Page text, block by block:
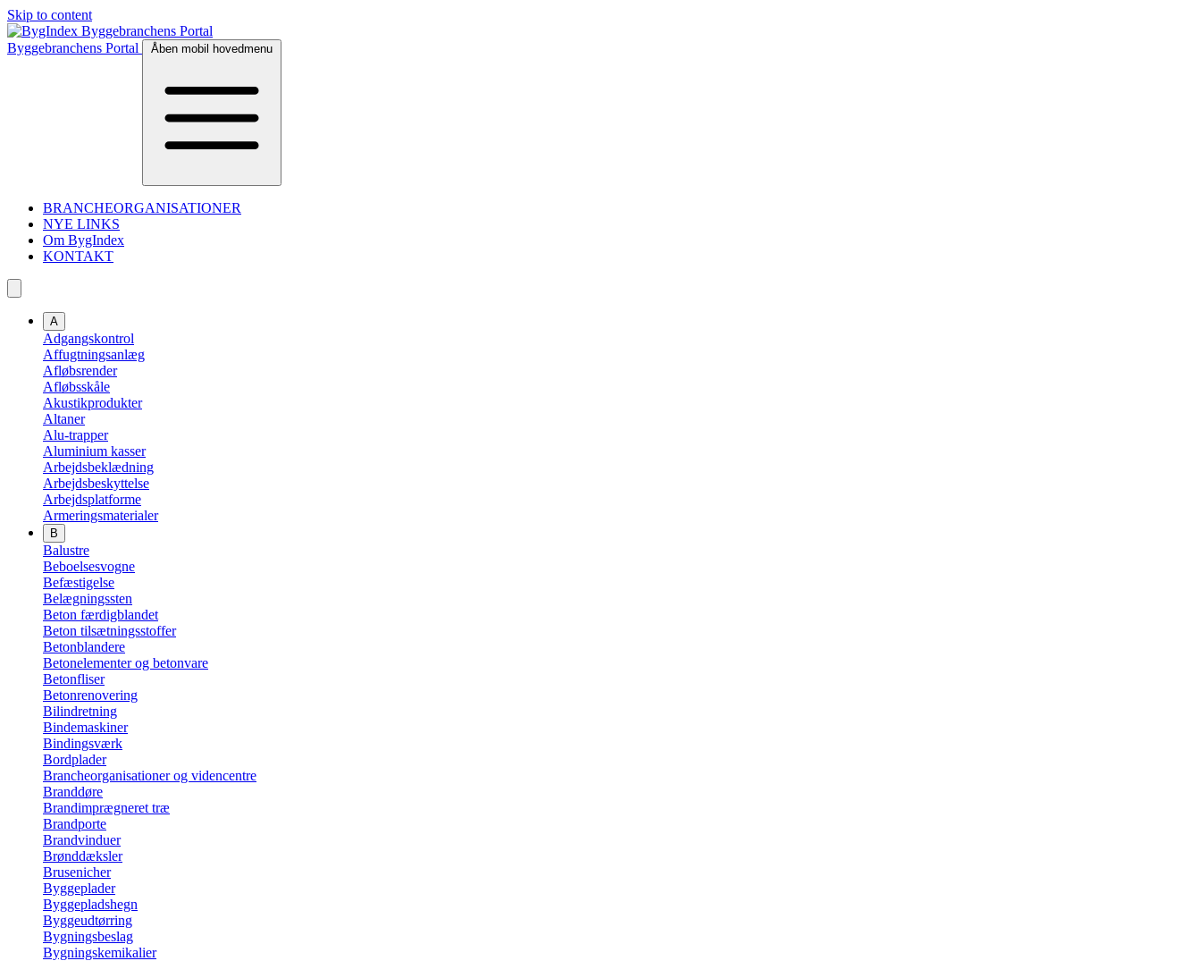
Skip to content
Byggebranchens Portal Åben mobil hovedmenu
BRANCHEORGANISATIONER
NYE LINKS
Om BygIndex
KONTAKT
A
Adgangskontrol
Affugtningsanlæg
Afløbsrender
Afløbsskåle
Akustikprodukter
Altaner
Alu-trapper
Aluminium kasser
Arbejdsbeklædning
Arbejdsbeskyttelse
Arbejdsplatforme
Armeringsmaterialer
B
Balustre
Beboelsesvogne
Befæstigelse
Belægningssten
Beton færdigblandet
Beton tilsætningsstoffer
Betonblandere
Betonelementer og betonvare
Betonfliser
Betonrenovering
Bilindretning
Bindemaskiner
Bindingsværk
Bordplader
Brancheorganisationer og videncentre
Branddøre
Brandimprægneret træ
Brandporte
Brandvinduer
Brønddæksler
Brusenicher
Byggeplader
Byggepladshegn
Byggeudtørring
Bygningsbeslag
Bygningskemikalier